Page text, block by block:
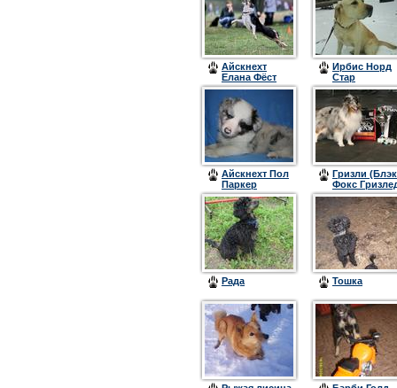
Айскнехт
Елана Фёст
Ирбис Норд
Стар
Айскнехт Пол
Паркер
(Спарки)
Гризли (Блэк
Фокс
Гарнет)
Рада Тошка